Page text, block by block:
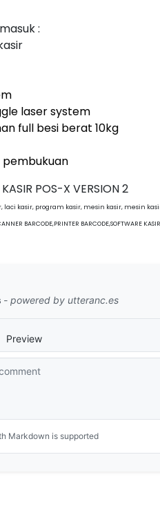
:
laser system
full besi berat 10kg
POS-X VERSION 2
kasir, program kasir, mesin kasir, mesin
BARCODE,PRINTER BARCODE,SOFTWARE